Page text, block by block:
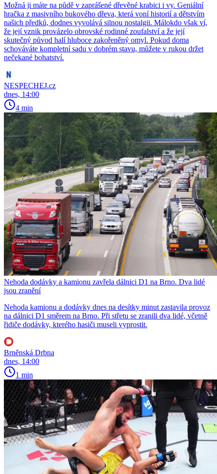
Možná ji máte na půdě v zaprášené dřevěné krabici i vy. Geniální
hračka z masivního bukového dřeva, která voní historií a dětstvím
našich předků, dodnes vyvolává silnou nostalgii. Málokdo však ví,
že její vznik provázelo obrovské rodinné zoufalství a že její
skutečný původ halí hluboce zakořeněný omyl. Pokud doma
schováváte kompletní sadu v dobrém stavu, můžete v rukou držet
nečekané bohatství.
NESPECHEJ.cz
dnes, 14:00
4 min
Nehoda dodávky a kamionu zavřela dálnici D1 na Brno. Dva lidé
jsou zranění
Nehoda kamionu a dodávky dnes na desítky minut zastavila provoz
na dálnici D1 směrem na Brno. Při střetu se zranili dva lidé, včetně
řidiče dodávky, kterého hasiči museli vyprostit.
Brněnská Drbna
dnes, 14:00
1 min